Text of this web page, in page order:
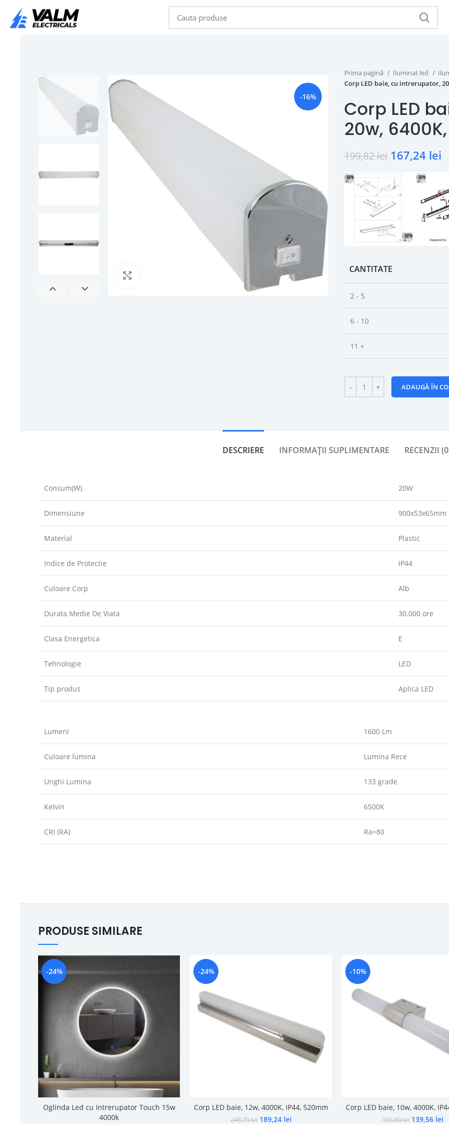
-16%
Prima pagină Iluminat led
Corp LED baie, cu intrerupator,
Corp LED
20w,
199,82lei 167,24 lei
CANTITATE
2 - 5
6 - 10
11 +
ADAUGĂ ÎN
DESCRIERE INFORMAȚII SUPLIMENTARE RECENZII
Consum(W) 20W
Dimensiune 900x53x65mm
Material Plastic
Indice de Protectie IP44
Culoare Corp Alb
Durata Medie De Viata 30.000 ore
Clasa Energetica E
Tehnologie LED
Tip produs Aplica LED
Lumeni 1600 Lm
Culoare lumina Lumina Rece
Unghi Lumina 133 grade
Kelvin 6500K
CRI (RA) Ra>80
PRODUSE SIMILARE
-24%
Oglinda Led cu Intrerupator Touch 15w
4000k
-24%
Corp LED baie, 12w, 4000K, IP44, 520mm
248,75lei 189,24 lei
-10%
Corp LED baie, 10w, 4000K,
155,80lei 139,56 lei